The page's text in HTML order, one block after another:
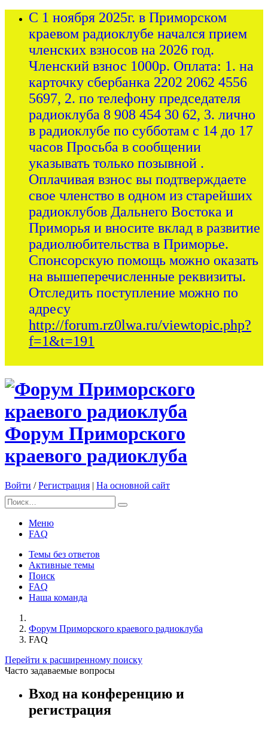
С 1 ноября 2025г. в Приморском
краевом радиоклубе начался прием
членских взносов на 2026 год.
Членский взнос 1000р. Оплата: 1. на
карточку сбербанка 2202 2062 4556
5697, 2. по телефону председателя
радиоклуба 8 908 454 30 62, 3. лично
в радиоклубе по субботам с 14 до 17
часов Просьба в сообщении
указывать только позывной .
Оплачивая взнос вы подтверждаете
свое членство в одном из старейших
радиоклубов Дальнего Востока и
Приморья и вносите вклад в развитие
радиолюбительства в Приморье.
Спонсорскую помощь можно оказать
на вышеперечисленные реквизиты.
Отследить поступление можно по
адресу
http://forum.rz0lwa.ru/viewtopic.php?
f=1&t=191
Форум Приморского
краевого радиоклуба
Войти /Регистрация | На основной сайт
Меню
FAQ
Темы без ответов
Активные темы
Поиск
FAQ
Наша команда
Форум Приморского краевого радиоклуба
FAQ
Перейти к расширенному поиску
Часто задаваемые вопросы
Вход на конференцию и
регистрация